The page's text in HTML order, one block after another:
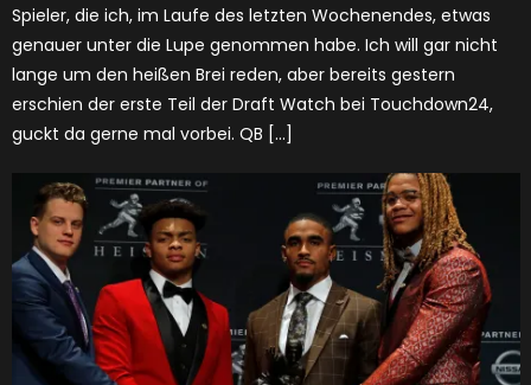
Spieler, die ich, im Laufe des letzten Wochenendes, etwas
genauer unter die Lupe genommen habe. Ich will gar nicht
lange um den heißen Brei reden, aber bereits gestern
erschien der erste Teil der Draft Watch bei Touchdown24,
guckt da gerne mal vorbei. QB […]